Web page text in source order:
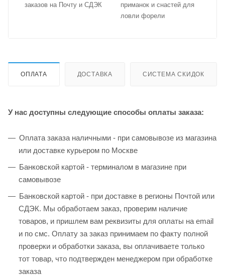
заказов на Почту и СДЭК
приманок и снастей для
ловли форели
ОПЛАТА ДОСТАВКА СИСТЕМА СКИДОК
У нас доступны следующие способы оплаты заказа:
Оплата заказа наличными - при самовывозе из магазина
или доставке курьером по Москве
Банковской картой - терминалом в магазине при
самовывозе
Банковской картой - при доставке в регионы Почтой или
СДЭК. Мы обработаем заказ, проверим наличие
товаров, и пришлем вам реквизиты для оплаты на email
и по смс. Оплату за заказ принимаем по факту полной
проверки и обработки заказа, вы оплачиваете только
тот товар, что подтвержден менеджером при обработке
заказа